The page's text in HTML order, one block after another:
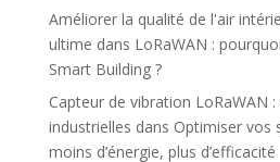
Améliorer la qualité de l'air
ultime dans LoRaWAN :
Smart Building ?
Capteur de vibration LoRaWAN
industrielles dans Optimiser vos
moins d’énergie, plus d’efficacité